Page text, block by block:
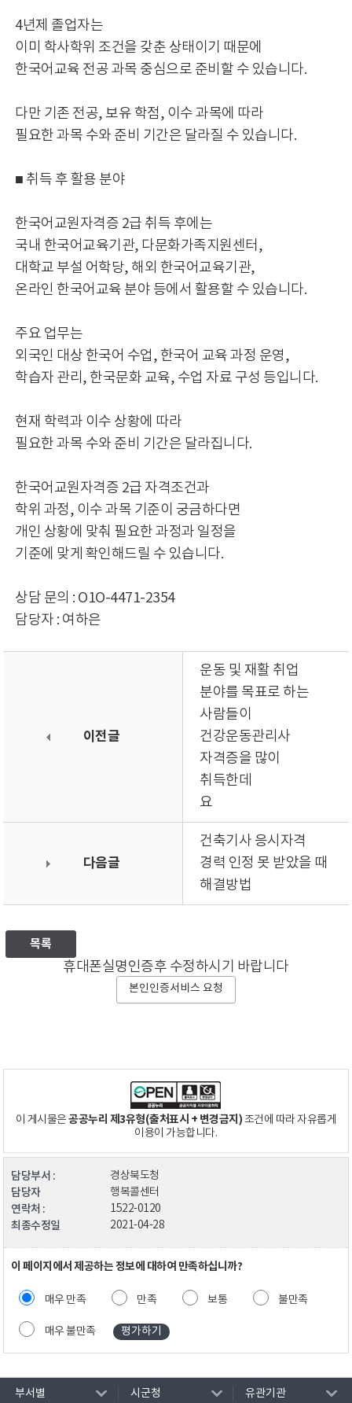
4년제 졸업자는
이미 학사학위 조건을 갖춘 상태이기 때문에
한국어교육 전공 과목 중심으로 준비할 수 있습니다.
다만 기존 전공, 보유 학점, 이수 과목에 따라
필요한 과목 수와 준비 기간은 달라질 수 있습니다.
■ 취득 후 활용 분야
한국어교원자격증 2급 취득 후에는
국내 한국어교육기관, 다문화가족지원센터,
대학교 부설 어학당, 해외 한국어교육기관,
온라인 한국어교육 분야 등에서 활용할 수 있습니다.
주요 업무는
외국인 대상 한국어 수업, 한국어 교육 과정 운영,
학습자 관리, 한국문화 교육, 수업 자료 구성 등입니다.
현재 학력과 이수 상황에 따라
필요한 과목 수와 준비 기간은 달라집니다.
한국어교원자격증 2급 자격조건과
학위 과정, 이수 과목 기준이 궁금하다면
개인 상황에 맞춰 필요한 과정과 일정을
기준에 맞게 확인해드릴 수 있습니다.
상담 문의 : O1O-4471-2354
담당자 : 여하은
이전글
운동 및 재활 취업
분야를 목표로 하는
사람들이
건강운동관리사
자격증을 많이
취득한데
요
다음글
건축기사 응시자격
경력 인정 못 받았을 때
해결방법
목록
휴대폰실명인증후 수정하시기 바랍니다
본인인증서비스 요청
이 게시물은공공누리 제3유형(출처표시 + 변경금지)조건에 따라 자유롭게
이용이 가능합니다.
담당부서 : 경상북도청
담당자 행복콜센터
연락처 : 1522-0120
최종수정일 2021-04-28
이 페이지에서 제공하는 정보에 대하여 만족하십니까?
매우 만족 만족 보통 불만족
매우 불만족
부서별 시군청 유관기관